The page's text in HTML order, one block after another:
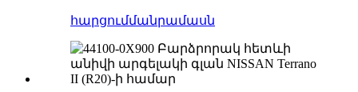
հարցումմանրամասն